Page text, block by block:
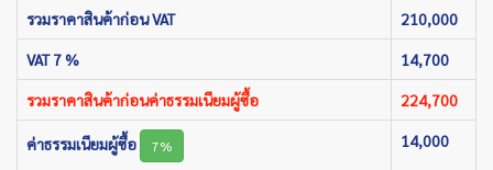
รวมราคาสินค้าก่อน VAT 210,000
VAT 7 % 14,700
รวมราคาสินค้าก่อนค่าธรรมเนียมผู้ซื้อ 224,700
ค่าธรรมเนียมผู้ซื้อ 7% 14,000